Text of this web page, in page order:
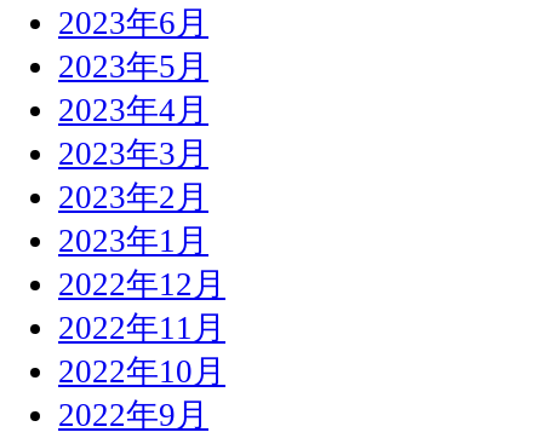
2023年6月
2023年5月
2023年4月
2023年3月
2023年2月
2023年1月
2022年12月
2022年11月
2022年10月
2022年9月